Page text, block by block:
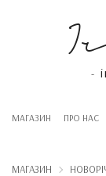
-
МАГАЗИН ПРО НАС
МАГАЗИН